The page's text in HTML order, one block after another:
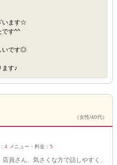
います☆
です^^
いです◎
ます♪
（女性/40代）
4 メニュー・料金： 5
員さん、気さくな方で話しやすく、